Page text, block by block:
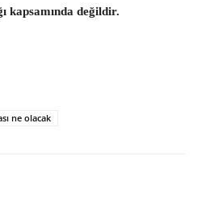
kapsamında değildir.
ne olacak